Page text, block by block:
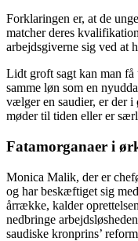
Forklaringen er, at de
matcher deres
arbejdsgiverne sig ved at
Lidt groft sagt kan man få
samme løn som en
vælger en saudier, er der
møder til tiden eller er
Fatamorganaer i
Monica Malik, der er
og har beskæftiget sig
årrække, kalder
nedbringe
saudiske kronprins’